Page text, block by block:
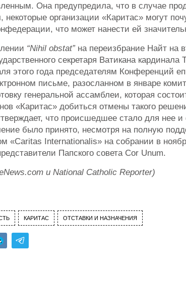
Она предупредила, что в случае
организации «Каритас» могут
что может нанести ей
“Nihil obstat”на переизбрание Найт на
секретаря Ватикана кардинала
этого года председателям Конференций
письме, разосланном в январе
генеральной ассамблеи, которая
«Каритас» добиться отмены такого
что происшедшее стало для нее и
было принято, несмотря на полную
«Caritas Internationalis» на собрании в
Папского совета Cor Unum.
и National Catholic Reporter)
КАРИТАС ОТСТАВКИ И НАЗНАЧЕНИЯ